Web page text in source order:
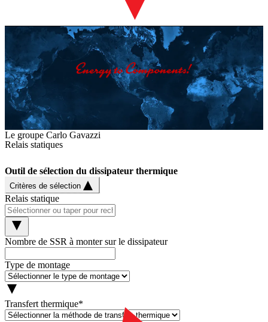
Le groupe Carlo Gavazzi
Relais statiques
Outil de sélection du dissipateur thermique
Critères de sélection
Relais statique
Nombre de SSR à monter sur le dissipateur
Type de montage
Transfert thermique*